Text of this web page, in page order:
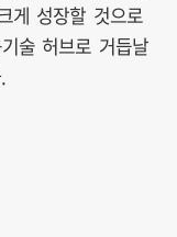
게 성장할 것으로
술 허브로 거듭날